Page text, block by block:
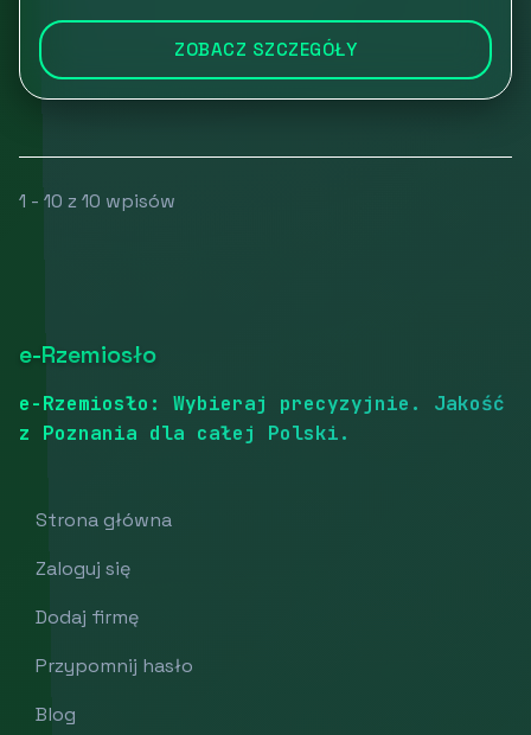
ZOBACZ SZCZEGÓŁY
1 - 10 z 10 wpisów
e-Rzemiosło
e-Rzemiosło: Wybieraj precyzyjnie. Jakość
z Poznania dla całej Polski.
Strona główna
Zaloguj się
Dodaj firmę
Przypomnij hasło
Blog